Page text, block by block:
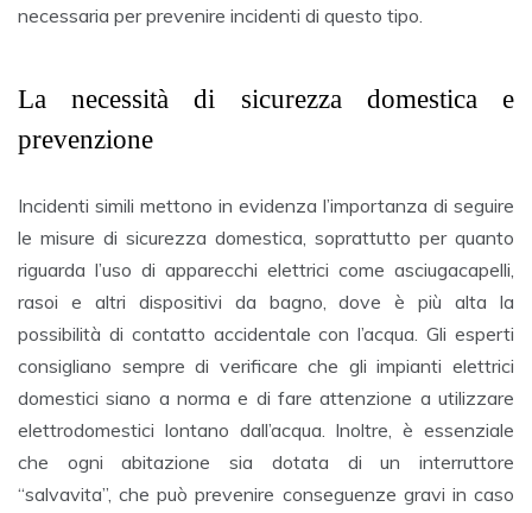
necessaria per prevenire incidenti di questo tipo.
La necessità di sicurezza domestica e
prevenzione
Incidenti simili mettono in evidenza l’importanza di seguire
le misure di sicurezza domestica, soprattutto per quanto
riguarda l’uso di apparecchi elettrici come asciugacapelli,
rasoi e altri dispositivi da bagno, dove è più alta la
possibilità di contatto accidentale con l’acqua. Gli esperti
consigliano sempre di verificare che gli impianti elettrici
domestici siano a norma e di fare attenzione a utilizzare
elettrodomestici lontano dall’acqua. Inoltre, è essenziale
che ogni abitazione sia dotata di un interruttore
“salvavita”, che può prevenire conseguenze gravi in caso